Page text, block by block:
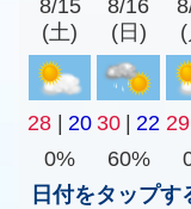
8/15
(土)
8/16
(日)
28 | 20 30 | 22 29
0%
60%
日付をタップ